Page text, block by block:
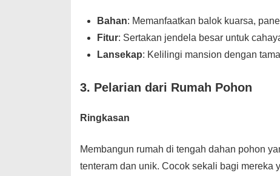
Bahan: Memanfaatkan balok kuarsa,
Fitur: Sertakan jendela besar untuk
Lansekap: Kelilingi mansion dengan
3. Pelarian dari Rumah Pohon
Ringkasan
Membangun rumah di tengah dahan pohon
tenteram dan unik. Cocok sekali bagi mereka